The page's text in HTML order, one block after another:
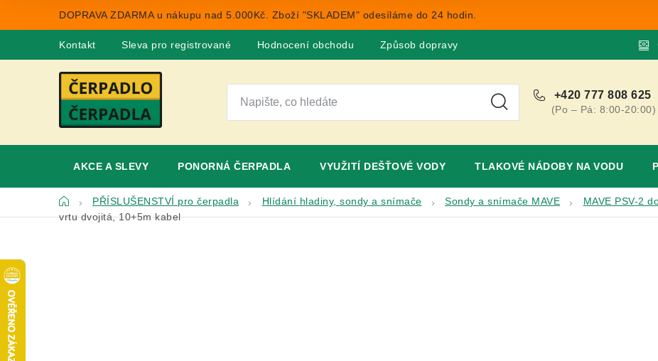
DOPRAVA ZDARMA u nákupu nad 5.000Kč. Zboží "SKLADEM" odesíláme do 24 hodin.
Kontakt Sleva pro registrované Hodnocení obchodu Způsob dopravy
+420 777 808 625
(Po – Pá: 8:00-20:00)
AKCE A SLEVY PONORNÁ ČERPADLA VYUŽITÍ DEŠŤOVÉ VODY TLAKOVÉ NÁDOBY NA VODU
DomůPŘÍSLUŠENSTVÍ pro čerpadla Hlídání hladiny, sondy a snímače Sondy a snímače MAVE MAVE PSV-2
vrtu dvojitá, 10+5m kabel